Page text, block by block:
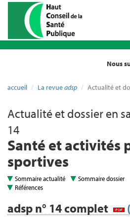
Nous
accueil La revueadsp Actualité et
Actualité et dossier en
14
Santé et activités
sportives
Sommaire actualité
Sommaire dossier
Références
adsp n° 14 complet